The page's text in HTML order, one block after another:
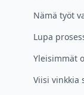
Nämä työt
Lupa
Yleisimmät
Viisi vinkkia